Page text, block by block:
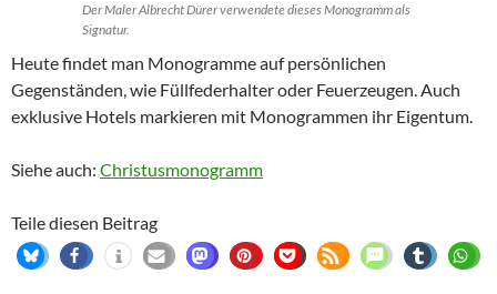
Der Maler Albrecht Dürer verwendete dieses Monogramm als
Signatur.
Heute findet man Monogramme auf persönlichen
Gegenständen, wie Füllfederhalter oder Feuerzeugen. Auch
exklusive Hotels markieren mit Monogrammen ihr Eigentum.
Siehe auch: Christusmonogramm
Teile diesen Beitrag
1